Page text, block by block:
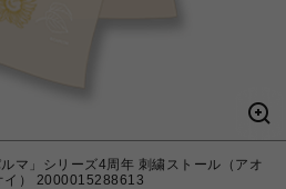
マ」シリーズ4周年 刺繍ストール（アオ
イ） 2000015288613